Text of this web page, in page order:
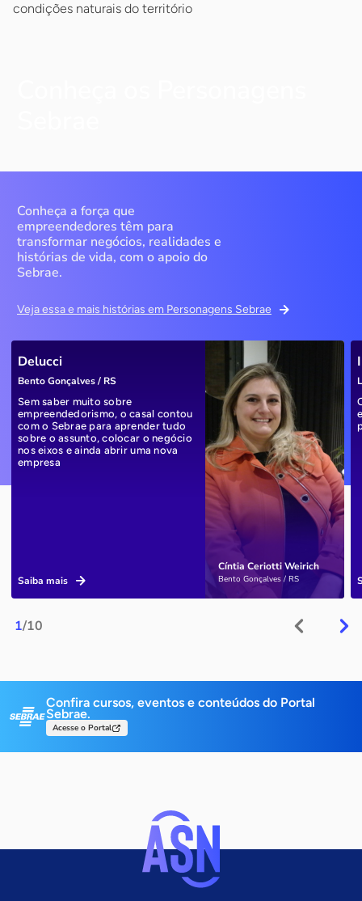
condições naturais do território
Conheça a força que
empreendedores têm para
transformar negócios, realidades e
histórias de vida, com o apoio do
Sebrae.
Veja essa e mais histórias em Personagens Sebrae
1/10
Cíntia Ceriotti Weirich
Bento Gonçalves / RS
Delucci
Bento Gonçalves / RS
Sem saber muito sobre
empreendedorismo, o casal contou
com o Sebrae para aprender tudo
sobre o assunto, colocar o negócio
nos eixos e ainda abrir uma nova
empresa
Saiba mais
Confira cursos, eventos e conteúdos do Portal
Sebrae.
Acesse o Portal